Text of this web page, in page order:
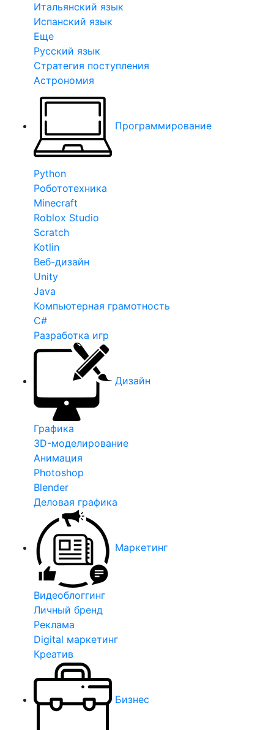
Итальянский язык
Испанский язык
Еще
Русский язык
Стратегия поступления
Астрономия
Программирование
Python
Робототехника
Minecraft
Roblox Studio
Scratch
Kotlin
Веб-дизайн
Unity
Java
Компьютерная грамотность
C#
Разработка игр
Дизайн
Графика
3D-моделирование
Анимация
Photoshop
Blender
Деловая графика
Маркетинг
Видеоблоггинг
Личный бренд
Реклама
Digital маркетинг
Креатив
Бизнес